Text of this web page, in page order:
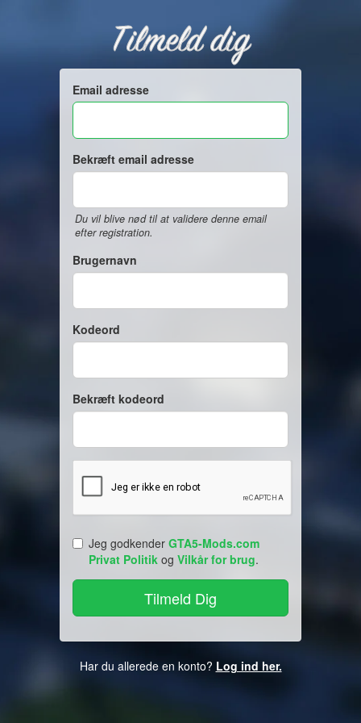
Tilmeld dig
Email adresse
Bekræft email adresse
Du vil blive nød til at validere denne email
efter registration.
Brugernavn
Kodeord
Bekræft kodeord
Jeg godkender GTA5-Mods.com
Privat Politik og Vilkår for brug.
Har du allerede en konto? Log ind her.